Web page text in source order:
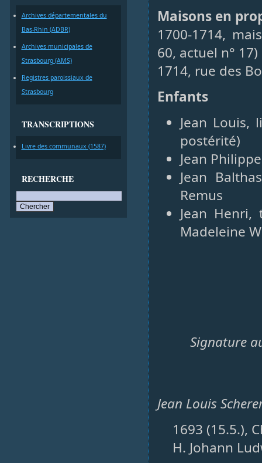
Archives départementales du
Bas-Rhin (ADBR)
Archives municipales de
Strasbourg (AMS)
Registres paroissiaux de
Strasbourg
TRANSCRIPTIONS
Livre des communaux (1587)
RECHERCHE
Maisons en
1700-1714,
60, actuel n° 17)
1714, rue des
Enfants
Jean Louis,
postérité)
Jean
Jean
Remus
Jean
Madeleine
Signature
Jean Louis
1693 (15.5.),
H. Johann